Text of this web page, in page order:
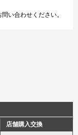
い合わせください。
店舗購入交換